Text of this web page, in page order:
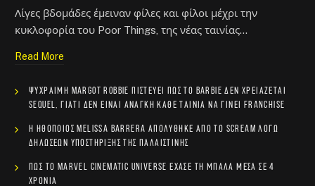
Λίγες βδομάδες έμειναν φίλες και φίλοι μέχρι την
κυκλοφορία του Poor Things, της νέας ταινίας…
Read More
Ψύχραιμη Margot Robbie πιστεύει πως το Barbie δεν χρειάζεται
sequel, γιατί δεν είναι ανάγκη κάθε ταινία να γίνει franchise
Η ηθοποιός Melissa Barrera απολύθηκε από το Scream λόγω
δηλώσεων υποστήριξης της Παλαιστίνης
Πώς το Marvel Cinematic Universe έχασε τη μπάλα μέσα σε 4
χρόνια